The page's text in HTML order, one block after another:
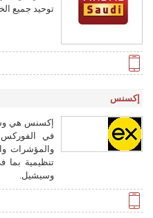
توحيد جميع
إكسنس
إكسنس هي
في الفوركس
والمؤشرات
تنظيمية بما
وسيشيل.